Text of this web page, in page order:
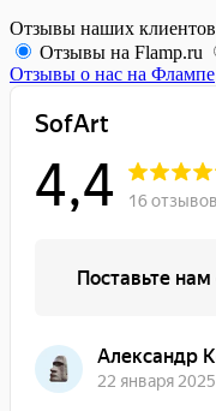
Отзывы наших клиентов
Отзывы на Flamp.ru
Отзывы о нас на Флампе